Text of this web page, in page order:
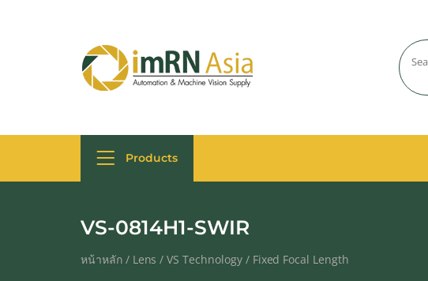
Products
VS-0814H1-SWIR
หน้าหลัก/ Lens /VS Technology/ Fixed Focal Length